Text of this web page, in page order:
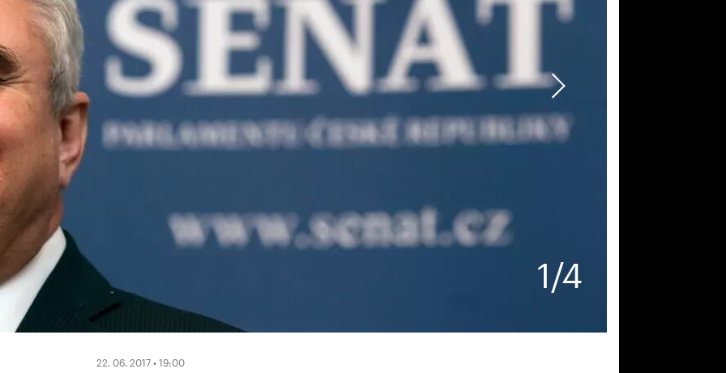
1/4
22. 06. 2017 • 19:00